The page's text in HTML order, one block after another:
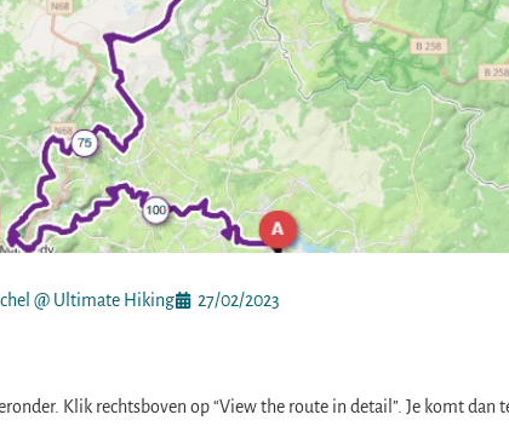
@ Ultimate Hiking 27/02/2023
Klik rechtsboven op “View the route in detail”. Je komt dan